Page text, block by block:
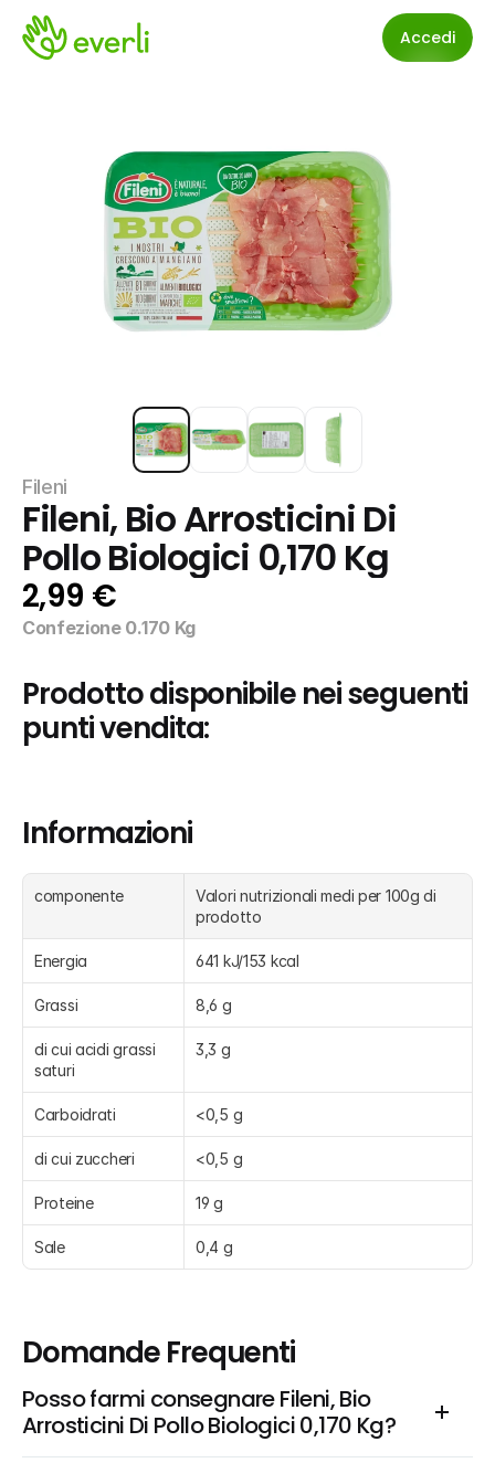
Accedi
Fileni
Fileni, Bio Arrosticini Di
Pollo Biologici 0,170 Kg
2,99 €
Confezione 0.170 Kg
Prodotto disponibile nei seguenti
punti vendita:
Informazioni
componente
Valori nutrizionali medi per 100g di
prodotto
Energia 641 kJ/153 kcal
Grassi 8,6 g
di cui acidi grassi
saturi
3,3 g
Carboidrati <0,5 g
di cui zuccheri <0,5 g
Proteine 19 g
Sale 0,4 g
Domande Frequenti
Posso farmi consegnare Fileni, Bio
Arrosticini Di Pollo Biologici 0,170 Kg?